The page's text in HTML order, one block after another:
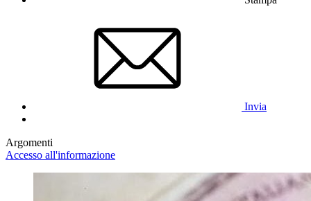
Invia
Argomenti
Accesso all'informazione